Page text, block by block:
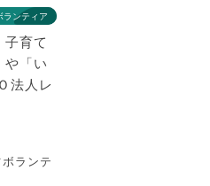
ランティア
育て
「い
法人レ
ランテ